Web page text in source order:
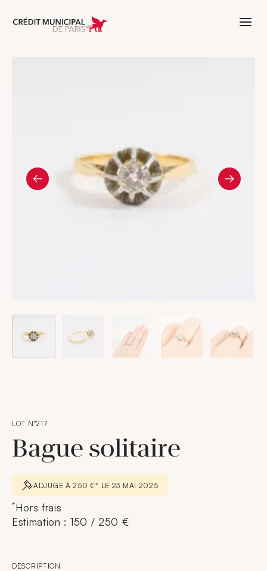
Aller à l'accueil de Crédit Municipal
LOT N°217
Bague solitaire
ADJUGÉ À 250 €* LE 23 MAI 2025
*Hors frais
Estimation : 150 / 250 €
DESCRIPTION